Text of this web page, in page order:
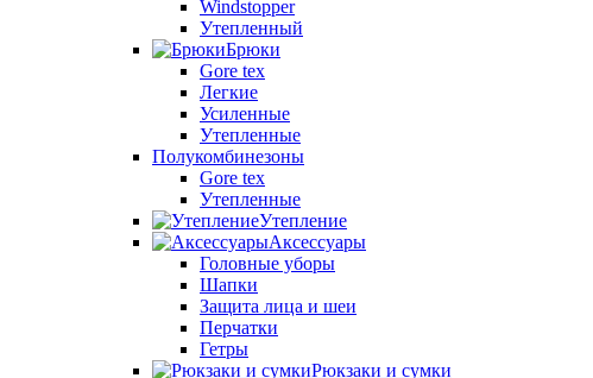
Windstopper
Утепленный
Брюки
Gore tex
Легкие
Усиленные
Утепленные
Полукомбинезоны
Gore tex
Утепленные
Утепление
Аксессуары
Головные уборы
Шапки
Защита лица и шеи
Перчатки
Гетры
Рюкзаки и сумки